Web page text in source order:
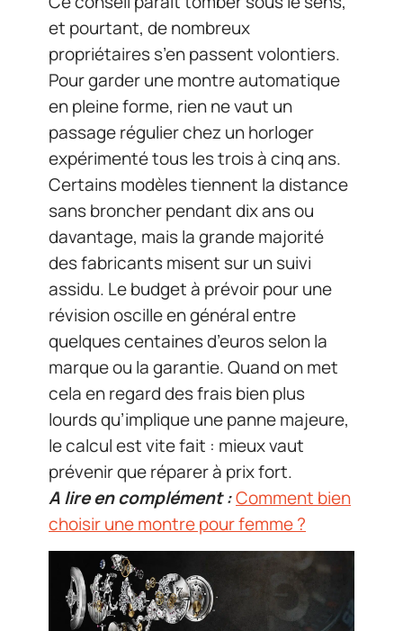
et pourtant, de nombreux
propriétaires s’en passent volontiers.
Pour garder une montre automatique
en pleine forme, rien ne vaut un
passage régulier chez un horloger
expérimenté tous les trois à cinq ans.
Certains modèles tiennent la distance
sans broncher pendant dix ans ou
davantage, mais la grande majorité
des fabricants misent sur un suivi
assidu. Le budget à prévoir pour une
révision oscille en général entre
quelques centaines d’euros selon la
marque ou la garantie. Quand on met
cela en regard des frais bien plus
lourds qu’implique une panne majeure,
le calcul est vite fait : mieux vaut
prévenir que réparer à prix fort.
A lire en complément :Comment bien
choisir une montre pour femme ?